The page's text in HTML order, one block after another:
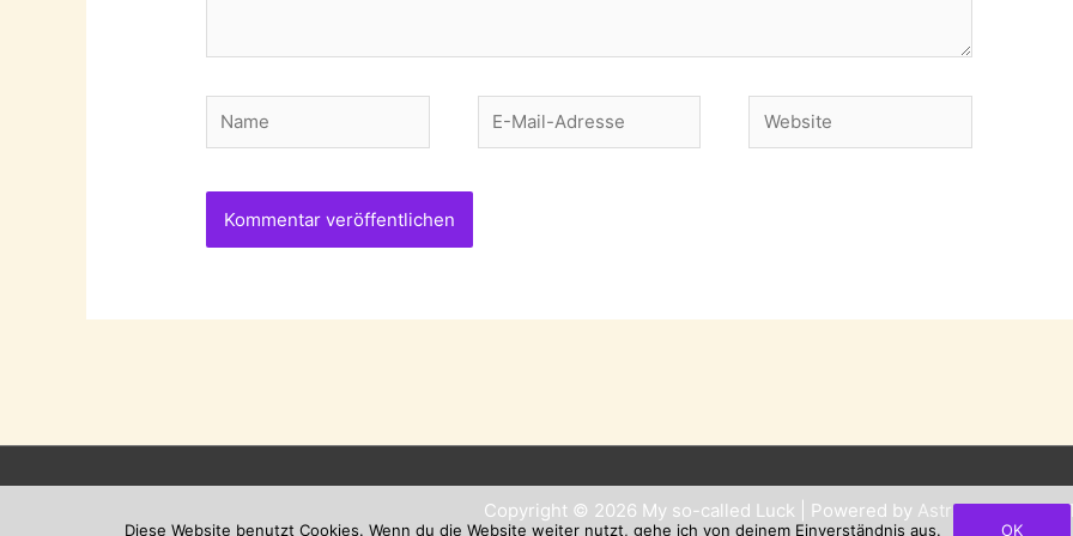
Name
E-
Mail-
Website
Copyright © 2026 My so-called Luck | Powered by Astra WordPress-
Diese Website benutzt Cookies. Wenn du die Website weiter nutzt, gehe ich von deinem Einverständnis aus. OK